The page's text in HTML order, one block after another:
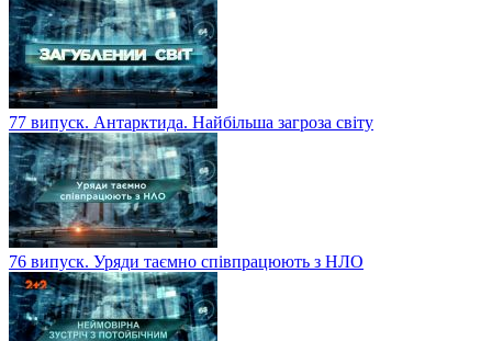
77 випуск. Антарктида. Найбільша загроза світу
76 випуск. Уряди таємно співпрацюють з НЛО